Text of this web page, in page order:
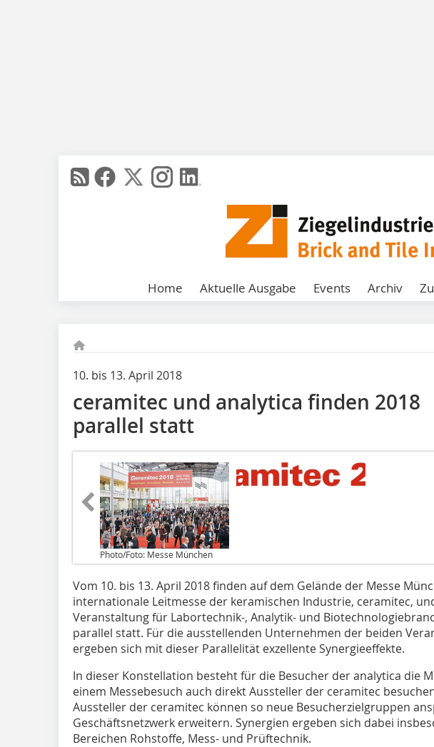
Home Aktuelle Ausgabe Events Archiv
10. bis 13. April 2018
ceramitec und analytica finden 2018
parallel statt
Photo/Foto: Messe München
Vom 10. bis 13. April 2018 finden auf dem Gelände der Messe
internationale Leitmesse der keramischen Industrie, ceramitec,
Veranstaltung für Labortechnik-, Analytik- und
parallel statt. Für die ausstellenden Unternehmen der beiden
ergeben sich mit dieser Parallelität exzellente Synergieeffekte.
In dieser Konstellation besteht für die Besucher der analytica die
einem Messebesuch auch direkt Aussteller der ceramitec
Aussteller der ceramitec können so neue Besucherzielgruppen
Geschäftsnetzwerk erweitern. Synergien ergeben sich dabei
Bereichen Rohstoffe, Mess- und Prüftechnik.